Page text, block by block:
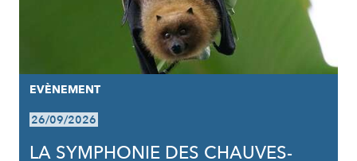
EVÈNEMENT
26/09/2026
LA SYMPHONIE DES CHAUVES-